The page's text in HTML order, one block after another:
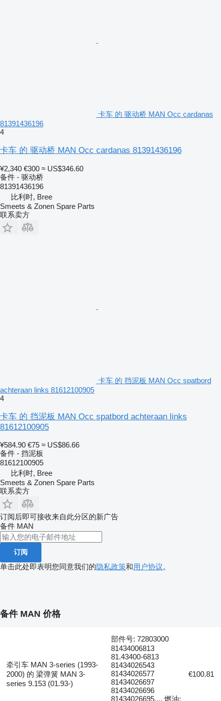
卡车 的 驱动桥 MAN Occ cardanas
81391436196
4
卡车 的 驱动桥 MAN Occ cardanas 81391436196
¥2,340 €300 ≈ US$346.60
备件 - 驱动桥
81391436196
比利时, Bree
Smeets & Zonen Spare Parts
联系卖方
卡车 的 挡泥板 MAN Occ spatbord
achteraan links 81612100905
4
卡车 的 挡泥板 MAN Occ spatbord achteraan links
81612100905
¥584.90 €75 ≈ US$86.66
备件 - 挡泥板
81612100905
比利时, Bree
Smeets & Zonen Spare Parts
联系卖方
订阅后即可接收来自此分区的新广告
备件 MAN
订阅
单击此处即表明您同意我们的隐私政策和用户协议。
备件 MAN 价格
牵引车 MAN 3-series (1993-
2000) 的 梁弹簧 MAN 3-
series 9.153 (01.93-)
部件号: 72803000
81434006813
81.43400-6813
81434026543
81434026577
81434026697
81434026696
81434026695..., 燃油:
€100.81